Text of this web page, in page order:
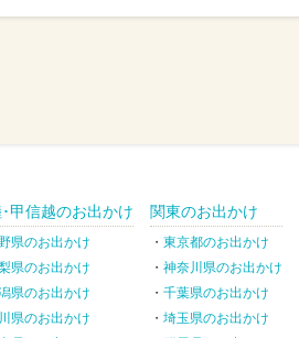
甲信越のお出かけ
県のお出かけ
県のお出かけ
県のお出かけ
県のお出かけ
関東のお出かけ
東京都のお出かけ
神奈川県のお出かけ
千葉県のお出かけ
埼玉県のお出かけ